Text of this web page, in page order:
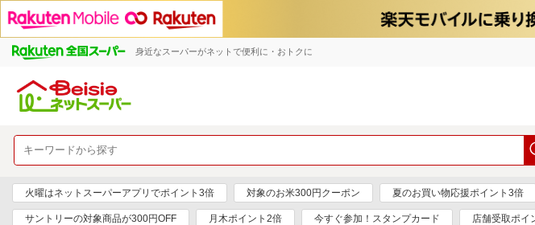
身近なスーパーがネットで便利に・おトクに
火曜はネットスーパーアプリでポイント3倍 対象のお米300円クーポン 夏のお買い物応援ポイント3倍
サントリーの対象商品が300円OFF 月木ポイント2倍 今すぐ参加！スタンプカード 店舗受取ポイ